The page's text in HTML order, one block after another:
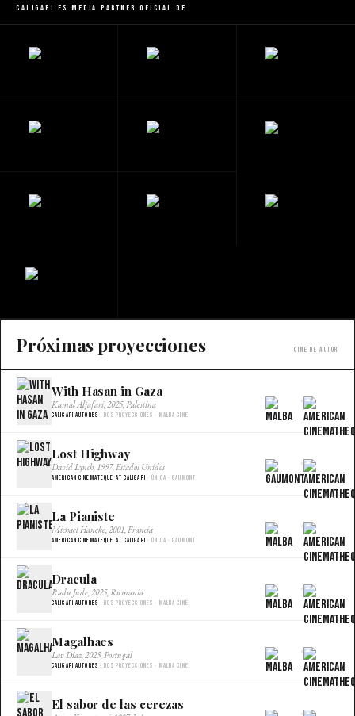
Caligari es Media Partner Oficial de
Próximas proyecciones Cine de autor
With Hasan in Gaza
Kamal Aljafari, 2025, Palestina
Caligari Autores · Dos proyecciones · Malba Cine
×
Lost Highway
David Lynch, 1997, Estados Unidos
American Cinemateque at Caligari · Única · Gaumont
×
La Pianiste
Michael Haneke, 2001, Francia
American Cinemateque at Caligari · Única · Gaumont
×
Dracula
Radu Jude, 2025, Rumania
Caligari Autores · Dos proyecciones · Malba Cine
×
Magalhaes
Lav Diaz, 2025, Portugal
Caligari Autores · Dos proyecciones · Malba Cine
×
El sabor de las cerezas